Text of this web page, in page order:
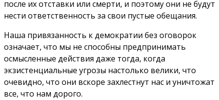
после их отставки или смерти, и поэтому они не будут
нести ответственность за свои пустые обещания.
Наша привязанность к демократии без оговорок
означает, что мы не способны предпринимать
осмысленные действия даже тогда, когда
экзистенциальные угрозы настолько велики, что
очевидно, что они вскоре захлестнут нас и уничтожат
все, что нам дорого.